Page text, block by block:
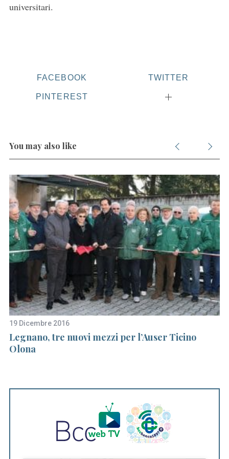
universitari.
FACEBOOK TWITTER
PINTEREST
You may also like
19 Dicembre 2016
Legnano, tre nuovi mezzi per l’Auser Ticino
Olona
o